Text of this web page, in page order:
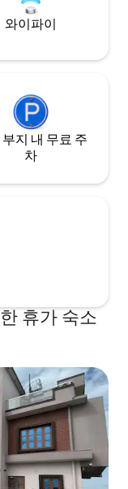
와이파이
지 내 무료 주
차
휴가 숙소